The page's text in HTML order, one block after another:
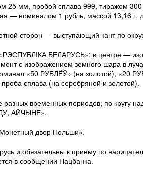
25 мм, пробой сплава 999, тиражом
— номиналом 1 рубль, массой 13,16
сторон — выступающий кант по
«РЭСПУБЛІКА БЕЛАРУСЬ»; в центре —
с изображением земного шара в
«50 РУБЛЁЎ» (на золотой), «20
сплава (на серебряной и золотой).
разных временных периодов; по
АЙЧЫНЕ».
двор Польши».
и обязательны к приему по
в сообщении Нацбанка.